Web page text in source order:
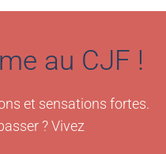
au CJF !
et sensations fortes.
? Vivez